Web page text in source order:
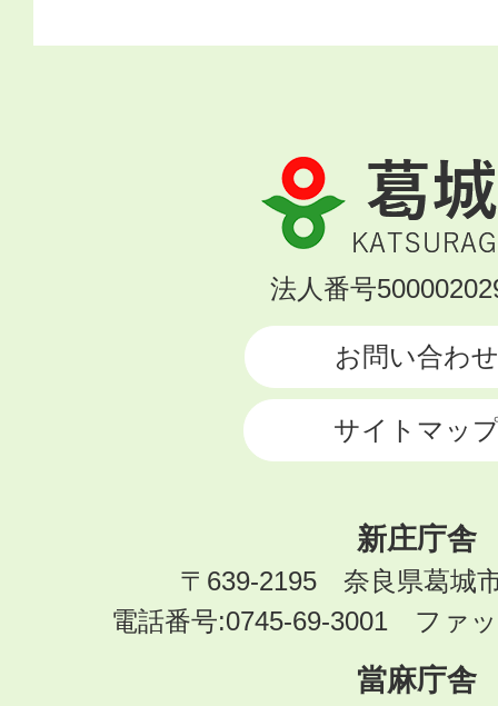
葛
城
市
KATSURAGI
法人番号
お問い合わせ
サイトマッ
新庄庁舎
〒639-2195 奈良県葛城
電話番号:0745-69-3001 ファ
當麻庁舎